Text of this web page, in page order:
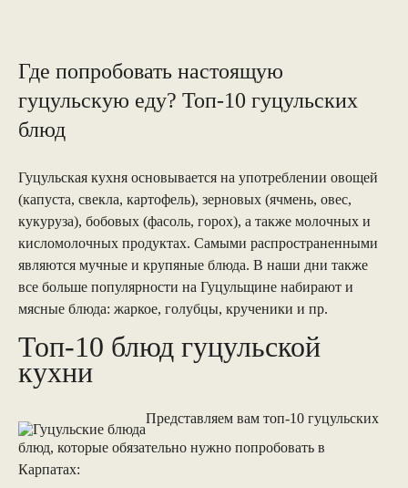
Где попробовать настоящую
гуцульскую еду? Топ-10 гуцульских
блюд
Гуцульская кухня основывается на употреблении овощей
(капуста, свекла, картофель), зерновых (ячмень, овес,
кукуруза), бобовых (фасоль, горох), а также молочных и
кисломолочных продуктах. Самыми распространенными
являются мучные и крупяные блюда. В наши дни также
все больше популярности на Гуцульщине набирают и
мясные блюда: жаркое, голубцы, крученики и пр.
Топ-10 блюд гуцульской
кухни
Представляем вам топ-10 гуцульских
блюд, которые обязательно нужно попробовать в
Карпатах: